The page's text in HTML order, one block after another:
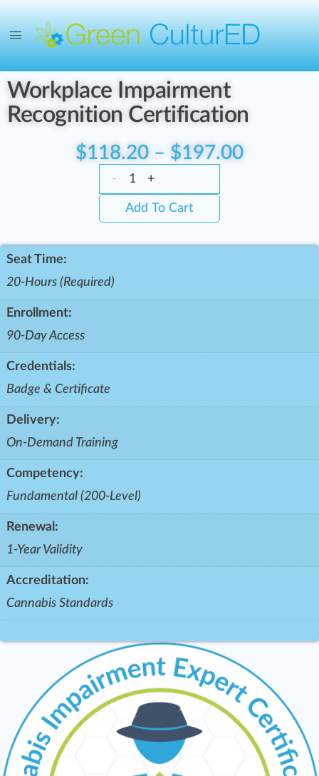
Workplace Impairment
Recognition Certification
$118.20 – $197.00
- +
Add To Cart
Seat Time:
20-Hours (Required)
Enrollment:
90-Day Access
Credentials:
Badge & Certificate
Delivery:
On-Demand Training
Competency:
Fundamental (200-Level)
Renewal:
1-Year Validity
Accreditation:
Cannabis Standards